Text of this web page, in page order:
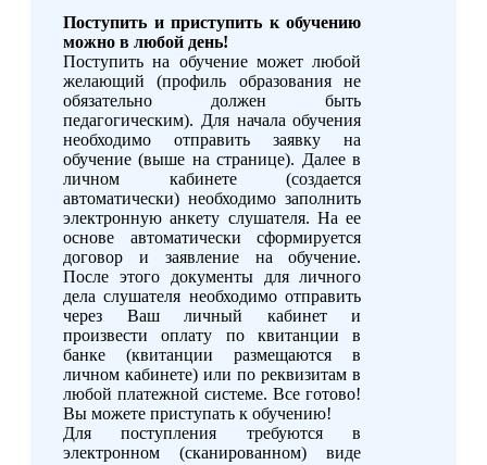
Поступить и приступить к обучению
можно в любой день!
Поступить на обучение может любой
желающий (профиль образования не
обязательно должен быть
педагогическим). Для начала обучения
необходимо отправить заявку на
обучение (выше на странице). Далее в
личном кабинете (создается
автоматически) необходимо заполнить
электронную анкету слушателя. На ее
основе автоматически сформируется
договор и заявление на обучение.
После этого документы для личного
дела слушателя необходимо отправить
через Ваш личный кабинет и
произвести оплату по квитанции в
банке (квитанции размещаются в
личном кабинете) или по реквизитам в
любой платежной системе. Все готово!
Вы можете приступать к обучению!
Для поступления требуются в
электронном (сканированном) виде